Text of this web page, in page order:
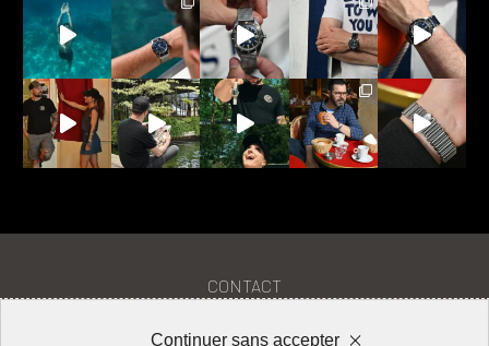
CONTACT
Continuer sans accepter